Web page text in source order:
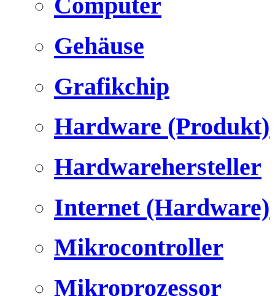
Gehäuse
Grafikchip
Hardware (Produkt)
Hardwarehersteller
Internet (Hardware)
Mikrocontroller
Mikroprozessor